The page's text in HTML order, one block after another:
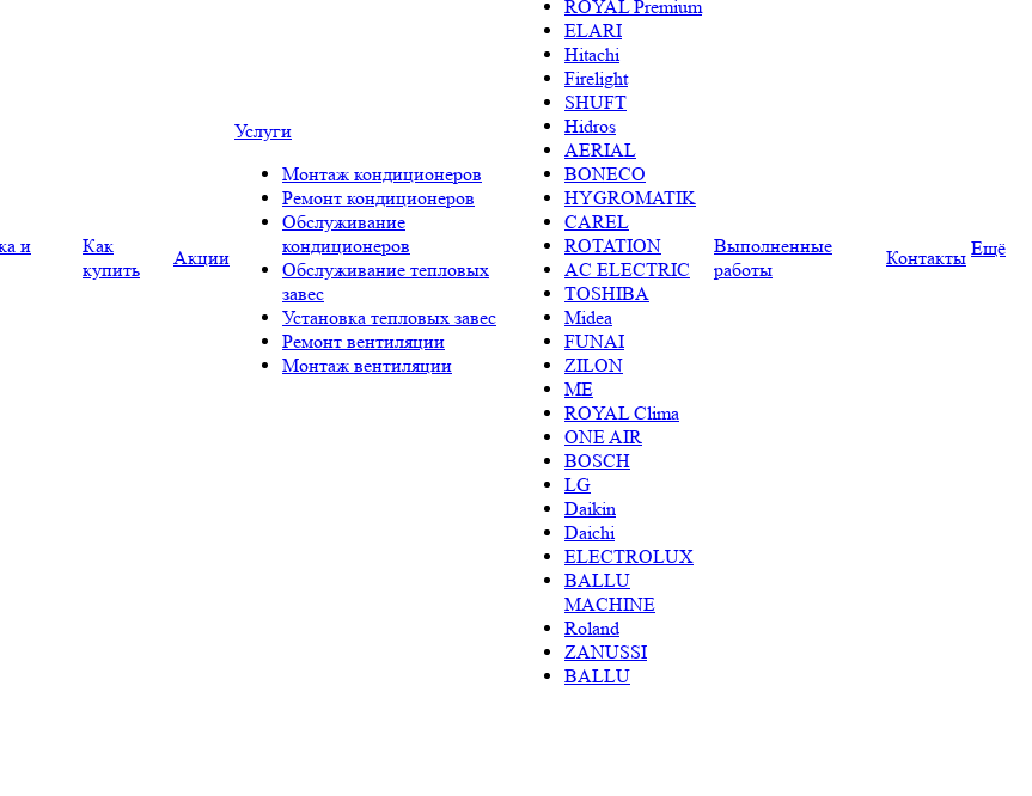
и
Как
купить
Акции
Услуги
Монтаж кондиционеров
Ремонт кондиционеров
Обслуживание
кондиционеров
Обслуживание тепловых
завес
Установка тепловых завес
Ремонт вентиляции
Монтаж вентиляции
ROYAL Premium
ELARI
Hitachi
Firelight
SHUFT
Hidros
AERIAL
BONECO
HYGROMATIK
CAREL
ROTATION
AC ELECTRIC
TOSHIBA
Midea
FUNAI
ZILON
ME
ROYAL Clima
ONE AIR
BOSCH
LG
Daikin
Daichi
ELECTROLUX
BALLU
MACHINE
Roland
ZANUSSI
BALLU
Выполненные
работы
Контакты Ещё